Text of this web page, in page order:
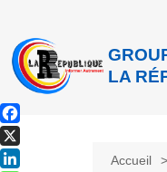
LA
Accueil